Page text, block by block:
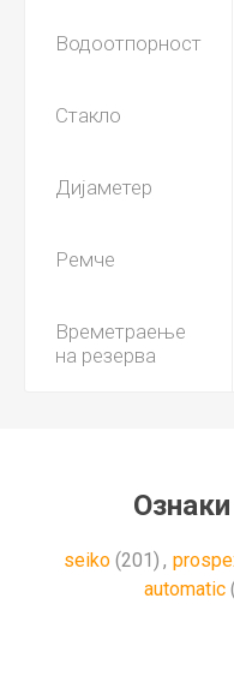
Водоотпорност
Стакло
Дијаметер
Ремче
Времетраење
на резерва
seiko (201) ,
automatic